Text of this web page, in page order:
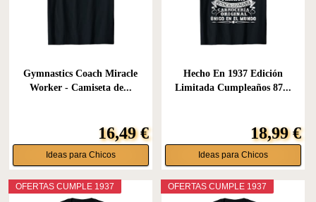
Gymnastics Coach Miracle
Worker - Camiseta de...
16,49 €
Ideas para Chicos
Hecho En 1937 Edición
Limitada Cumpleaños 87...
18,99 €
Ideas para Chicos
OFERTAS CUMPLE 1937 OFERTAS CUMPLE 1937